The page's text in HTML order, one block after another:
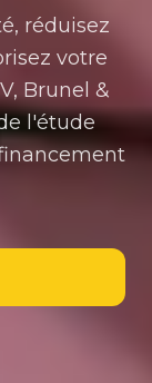
réduisez
votre
Brunel &
l'étude